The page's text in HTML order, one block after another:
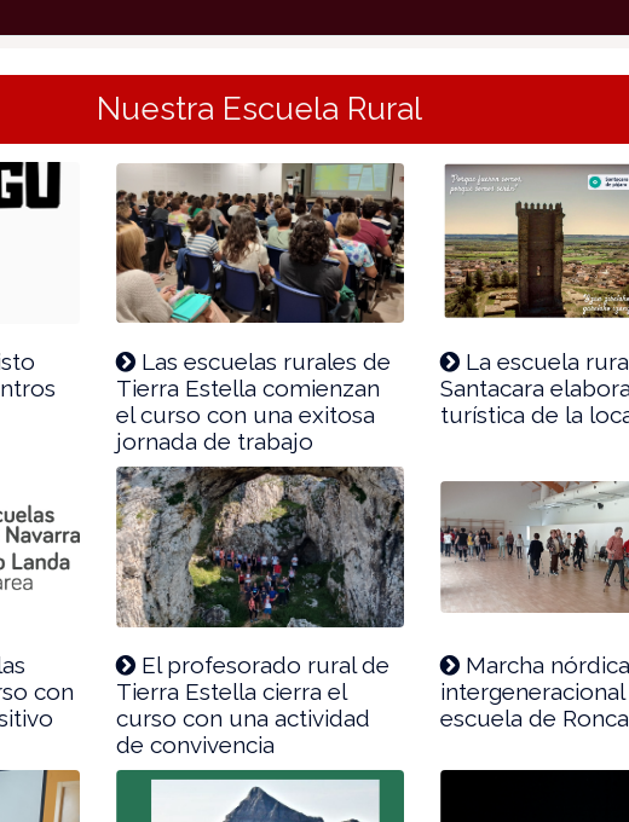
Nuestra Escuela Rural
Las escuelas rurales de
Tierra Estella comienzan
el curso con una exitosa
jornada de trabajo
La escuela
Santacara
turística de la
con
El profesorado rural de
Tierra Estella cierra el
curso con una actividad
de convivencia
Marcha nórdica
intergeneracional
escuela de